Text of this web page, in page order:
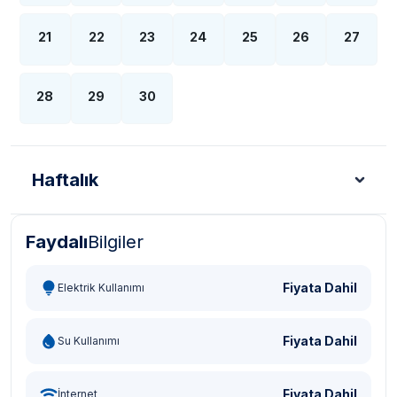
21 22 23 24 25 26 27
28 29 30
Haftalık
Türk Lirası - TL
FaydalıBilgiler
Elektrik Kullanımı Fiyata Dahil
Su Kullanımı Fiyata Dahil
İnternet